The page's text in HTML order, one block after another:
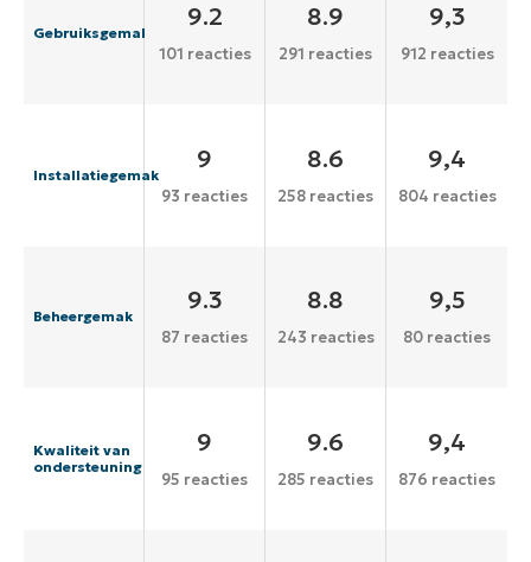
Gebruiksgemak
9.2
101 reacties
8.9
291 reacties
9,3
912 reacties
Installatiegemak
9
93 reacties
8.6
258 reacties
9,4
804 reacties
Beheergemak
9.3
87 reacties
8.8
243 reacties
9,5
80 reacties
Kwaliteit van
ondersteuning
9
95 reacties
9.6
285 reacties
9,4
876 reacties